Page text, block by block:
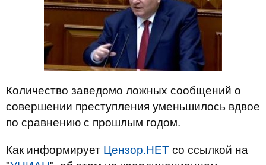
Количество заведомо ложных сообщений о
совершении преступления уменьшилось вдвое
по сравнению с прошлым годом.
Как информирует Цензор.НЕТ со ссылкой на